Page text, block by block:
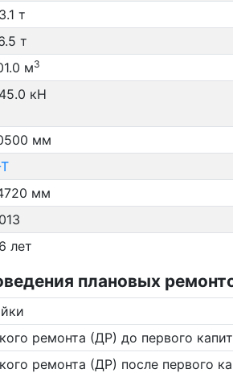
т
т
м3
кН
мм
мм
лет
плановых
ремонта (ДР) до первого
ремонта (ДР) после первого